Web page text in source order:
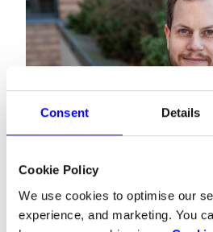
Consent Details
Cookie Policy
We use cookies to optimise our
experience, and marketing. You